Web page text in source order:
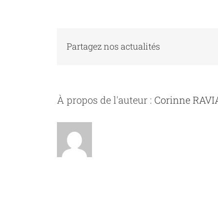
Partagez nos actualités
À propos de l'auteur : Corinne